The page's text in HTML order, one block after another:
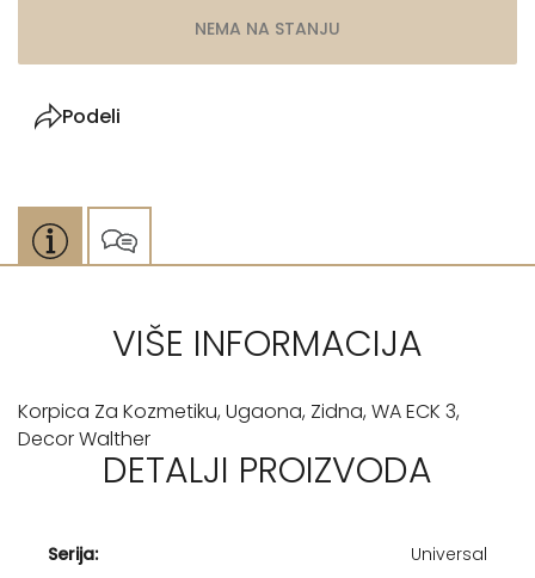
NEMA NA STANJU
Podeli
VIŠE INFORMACIJA
Korpica Za Kozmetiku, Ugaona, Zidna, WA ECK 3,
Decor Walther
DETALJI PROIZVODA
Serija: Universal